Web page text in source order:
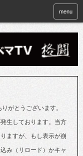
menu
がとうございます。
生しております。当方
ますが、もし表示が崩
み（リロード）かキャ